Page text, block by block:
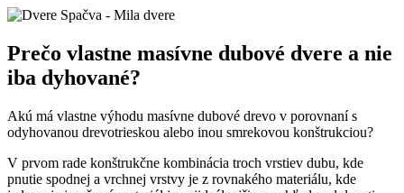
Prečo vlastne masívne dubové dvere a nie
iba dyhované?
Akú má vlastne výhodu masívne dubové drevo v porovnaní s
odyhovanou drevotrieskou alebo inou smrekovou konštrukciou?
V prvom rade konštrukčne kombinácia troch vrstiev dubu, kde
pnutie spodnej a vrchnej vrstvy je z rovnakého materiálu, kde